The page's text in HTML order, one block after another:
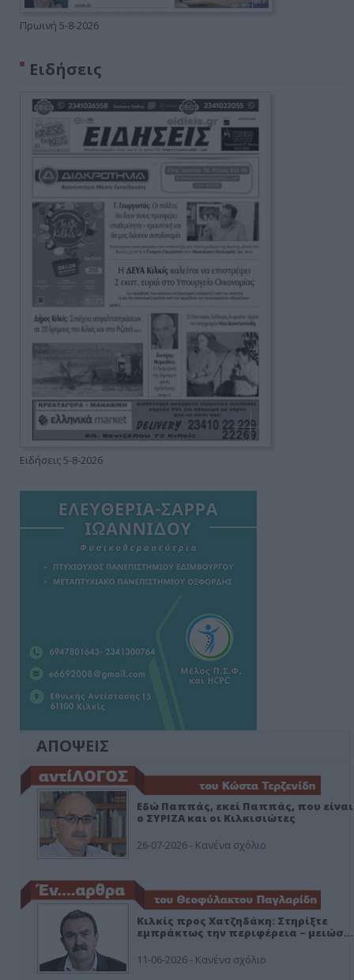
Πρωινή 5-8-2026
Ειδήσεις
Ειδήσεις 5-8-2026
ΑΠΟΨΕΙΣ
Εδώ Παππάς, εκεί Παππάς, που είναι
ο ΣΥΡΙΖΑ και οι Κιλκισιώτες
26-07-2026 - Κανένα σχόλιο
Κιλκίς προς Χατζηδάκη: Στηρίξτε
εμπράκτως την περιφέρεια – μειώσ…
11-06-2026 - Κανένα σχόλιο